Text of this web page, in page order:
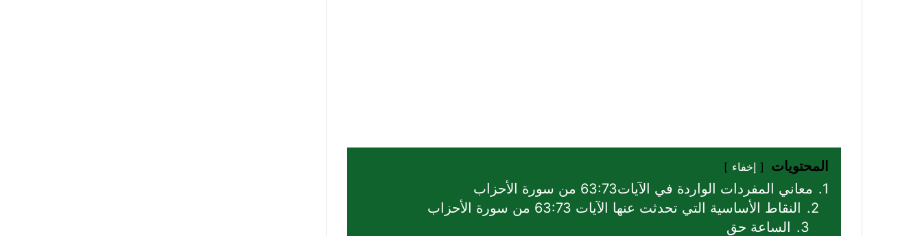
المحتويات إخفاء
1.
معاني المفردات الواردة في الآيات63:73 من سورة الأحزاب
2.
النقاط الأساسية التي تحدثت عنها الآيات 63:73 من سورة الأحزاب
3.
الساعة حق